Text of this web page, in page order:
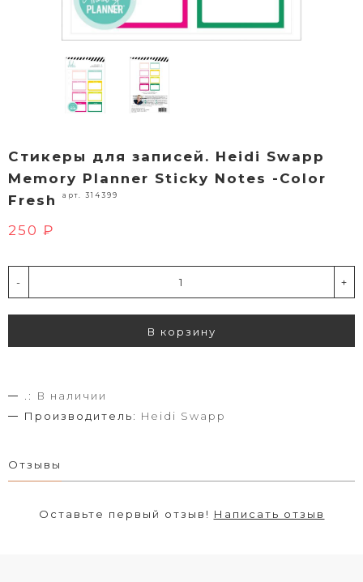
Стикеры для записей. Heidi Swapp
Memory Planner Sticky Notes -Color
Fresh
арт. 314399
250 ₽
- +
В корзину
.:
В наличии
Производитель: Heidi Swapp
Отзывы
Оставьте первый отзыв! Написать отзыв